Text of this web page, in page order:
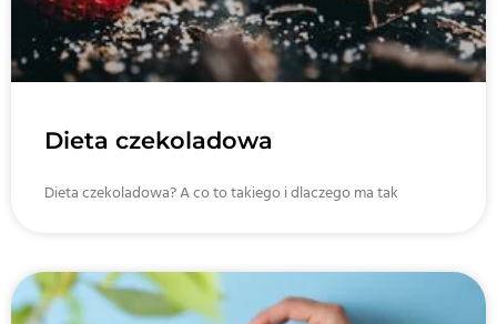
Dieta czekoladowa
Dieta czekoladowa? A co to takiego i dlaczego ma tak